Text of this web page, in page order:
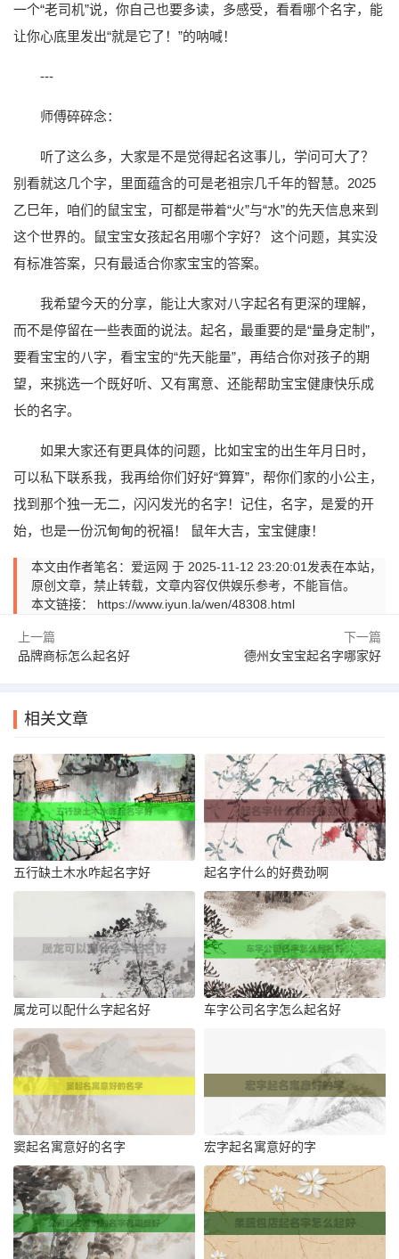
一个“老司机”说，你自己也要多读，多感受，看看哪个名字，能
让你心底里发出“就是它了！”的呐喊！
---
师傅碎碎念：
听了这么多，大家是不是觉得起名这事儿，学问可大了？
别看就这几个字，里面蕴含的可是老祖宗几千年的智慧。2025
乙巳年，咱们的鼠宝宝，可都是带着“火”与“水”的先天信息来到
这个世界的。鼠宝宝女孩起名用哪个字好？ 这个问题，其实没
有标准答案，只有最适合你家宝宝的答案。
我希望今天的分享，能让大家对八字起名有更深的理解，
而不是停留在一些表面的说法。起名，最重要的是“量身定制”，
要看宝宝的八字，看宝宝的“先天能量”，再结合你对孩子的期
望，来挑选一个既好听、又有寓意、还能帮助宝宝健康快乐成
长的名字。
如果大家还有更具体的问题，比如宝宝的出生年月日时，
可以私下联系我，我再给你们好好“算算”，帮你们家的小公主，
找到那个独一无二，闪闪发光的名字！记住，名字，是爱的开
始，也是一份沉甸甸的祝福！ 鼠年大吉，宝宝健康！
本文由作者笔名：爱运网 于 2025-11-12 23:20:01发表在本站，
原创文章，禁止转载，文章内容仅供娱乐参考，不能盲信。
本文链接： https://www.iyun.la/wen/48308.html
上一篇
品牌商标怎么起名好
下一篇
德州女宝宝起名字哪家好
相关文章
五行缺土木水咋起名字好 起名字什么的好费劲啊
属龙可以配什么字起名好 车字公司名字怎么起名好
窦起名寓意好的名字 宏字起名寓意好的字